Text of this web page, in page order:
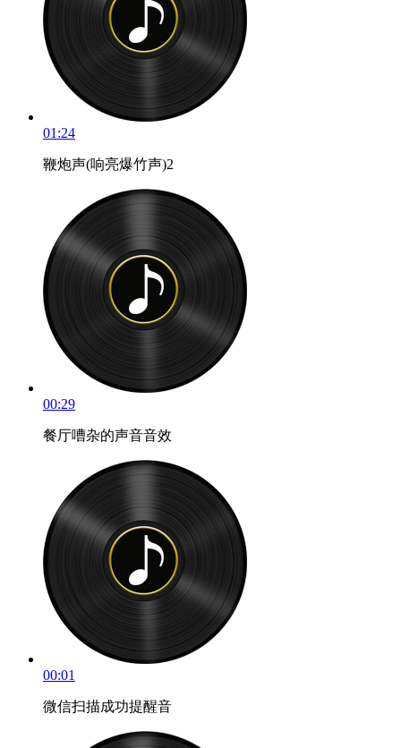
01:24
鞭炮声(响亮爆竹声)2
00:29
餐厅嘈杂的声音音效
00:01
微信扫描成功提醒音